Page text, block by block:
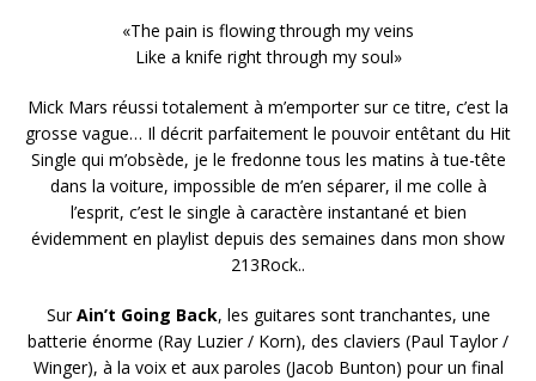
«The pain is flowing through my veins
Like a knife right through my soul»
Mick Mars réussi totalement à m’emporter sur ce titre, c’est la
grosse vague… Il décrit parfaitement le pouvoir entêtant du Hit
Single qui m’obsède, je le fredonne tous les matins à tue-tête
dans la voiture, impossible de m’en séparer, il me colle à
l’esprit, c’est le single à caractère instantané et bien
évidemment en playlist depuis des semaines dans mon show
213Rock..
SurAin’t Going Back, les guitares sont tranchantes, une
batterie énorme (Ray Luzier / Korn), des claviers (Paul Taylor /
Winger), à la voix et aux paroles (Jacob Bunton) pour un final